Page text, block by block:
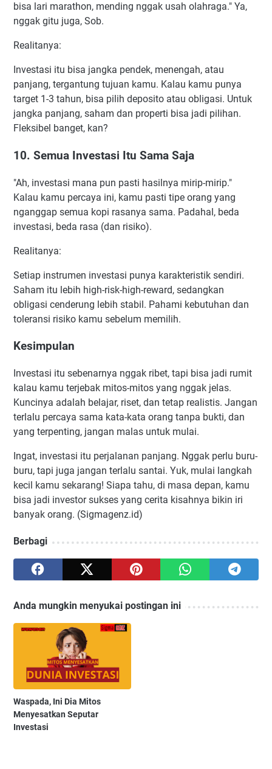
bisa lari marathon, mending nggak usah olahraga." Ya,
nggak gitu juga, Sob.
Realitanya:
Investasi itu bisa jangka pendek, menengah, atau
panjang, tergantung tujuan kamu. Kalau kamu punya
target 1-3 tahun, bisa pilih deposito atau obligasi. Untuk
jangka panjang, saham dan properti bisa jadi pilihan.
Fleksibel banget, kan?
10. Semua Investasi Itu Sama Saja
"Ah, investasi mana pun pasti hasilnya mirip-mirip."
Kalau kamu percaya ini, kamu pasti tipe orang yang
nganggap semua kopi rasanya sama. Padahal, beda
investasi, beda rasa (dan risiko).
Realitanya:
Setiap instrumen investasi punya karakteristik sendiri.
Saham itu lebih high-risk-high-reward, sedangkan
obligasi cenderung lebih stabil. Pahami kebutuhan dan
toleransi risiko kamu sebelum memilih.
Kesimpulan
Investasi itu sebenarnya nggak ribet, tapi bisa jadi rumit
kalau kamu terjebak mitos-mitos yang nggak jelas.
Kuncinya adalah belajar, riset, dan tetap realistis. Jangan
terlalu percaya sama kata-kata orang tanpa bukti, dan
yang terpenting, jangan malas untuk mulai.
Ingat, investasi itu perjalanan panjang. Nggak perlu buru-
buru, tapi juga jangan terlalu santai. Yuk, mulai langkah
kecil kamu sekarang! Siapa tahu, di masa depan, kamu
bisa jadi investor sukses yang cerita kisahnya bikin iri
banyak orang. (Sigmagenz.id)
Berbagi
Anda mungkin menyukai postingan ini
Waspada, Ini Dia Mitos
Menyesatkan Seputar
Investasi